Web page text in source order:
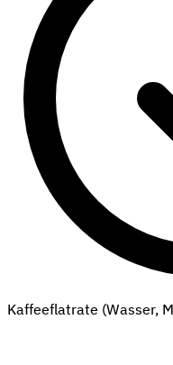
Kaffeeflatrate (Wasser,